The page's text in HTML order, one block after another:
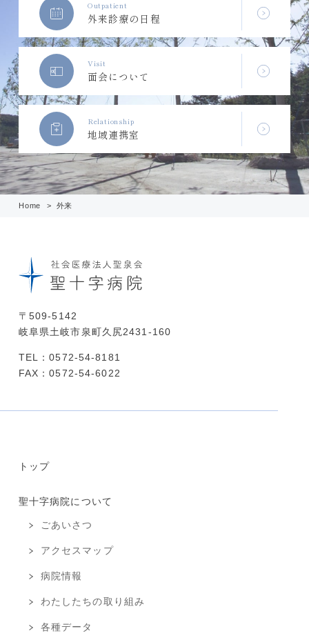
Outpatient
外来診療の日程
Visit
面会について
Relationship
地域連携室
Home 外来
〒509-5142
岐阜県土岐市泉町久尻2431-160
TEL：0572-54-8181
FAX：0572-54-6022
トップ
聖十字病院について
ごあいさつ
アクセスマップ
病院情報
わたしたちの取り組み
各種データ